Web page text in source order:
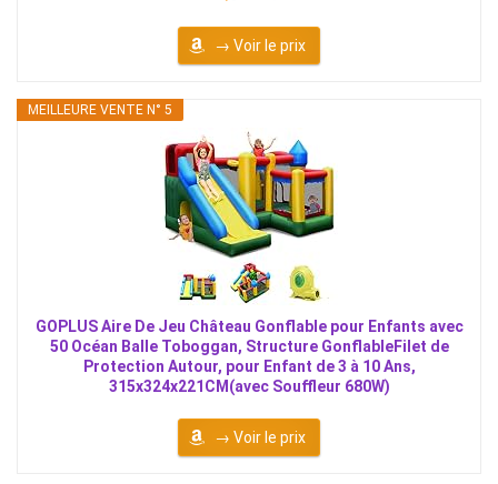
→ Voir le prix
MEILLEURE VENTE N° 5
GOPLUS Aire De Jeu Château Gonflable pour Enfants avec
50 Océan Balle Toboggan, Structure GonflableFilet de
Protection Autour, pour Enfant de 3 à 10 Ans,
315x324x221CM(avec Souffleur 680W)
→ Voir le prix